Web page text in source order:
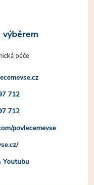
712
712
povlecemevse
Youtubu